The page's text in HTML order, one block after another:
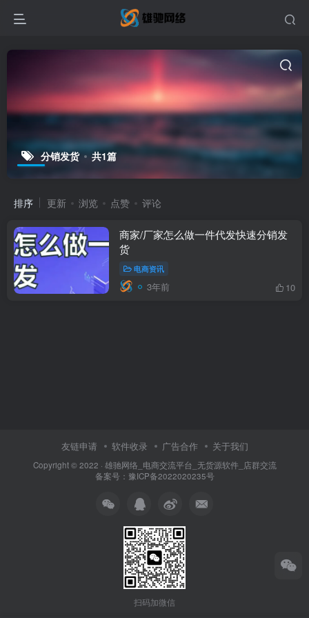
分销发货 共1篇
排序 更新 浏览 点赞 评论
商家/厂家怎么做一件代发快速分销发
货
电商资讯
3年前 10
友链申请 软件收录 广告合作 关于我们
Copyright © 2022 · 雄驰网络_电商交流平台_无货源软件_店群交流
备案号： 豫ICP备2022020235号
扫码加微信